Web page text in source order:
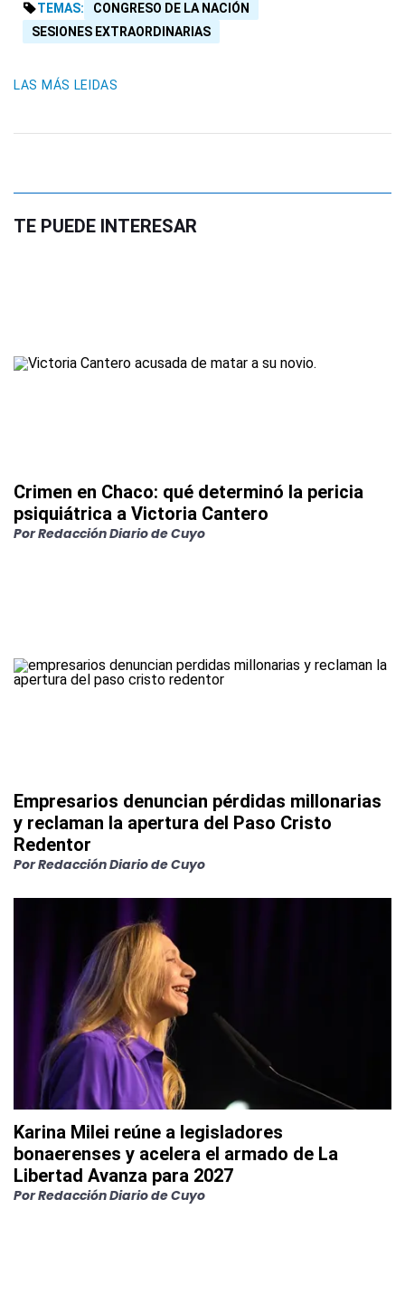
TEMAS:
CONGRESO DE LA NACIÓN
SESIONES EXTRAORDINARIAS
LAS MÁS LEIDAS
TE PUEDE INTERESAR
Crimen en Chaco: qué determinó la pericia
psiquiátrica a Victoria Cantero
PorRedacción Diario de Cuyo
Empresarios denuncian pérdidas millonarias
y reclaman la apertura del Paso Cristo
Redentor
PorRedacción Diario de Cuyo
Karina Milei reúne a legisladores
bonaerenses y acelera el armado de La
Libertad Avanza para 2027
PorRedacción Diario de Cuyo